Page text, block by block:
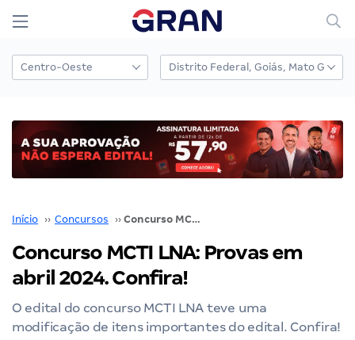
Início ›› Concursos ›› Concurso MCTI LNA: Provas em abril 2024. Confira!
Concurso MCTI LNA: Provas em
abril 2024. Confira!
O edital do concurso MCTI LNA teve uma
modificação de itens importantes do edital. Confira!